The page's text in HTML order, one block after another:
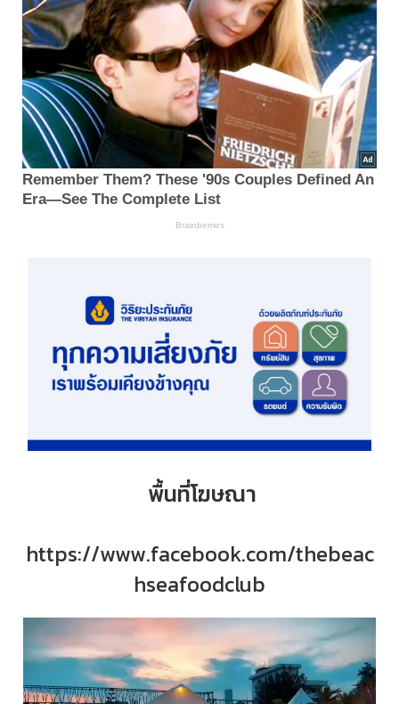
พื้นที่โฆษณา
https://www.facebook.com/thebeac
hseafoodclub